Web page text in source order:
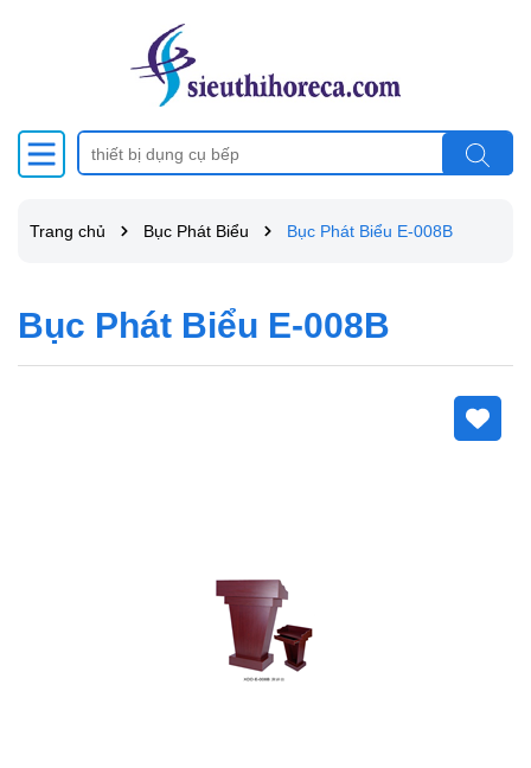
Trang chủ Bục Phát Biểu Bục Phát Biểu E-008B
Bục Phát Biểu E-008B